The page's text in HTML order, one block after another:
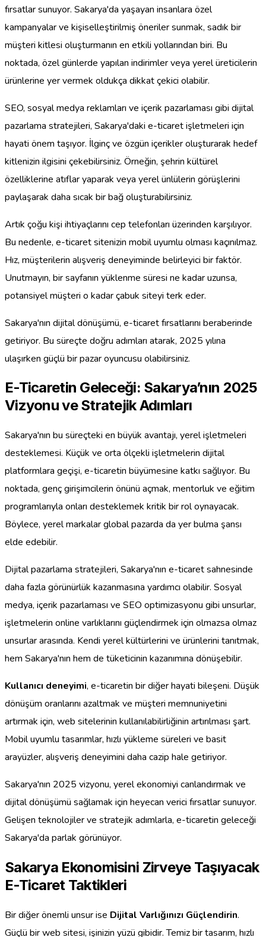
fırsatlar sunuyor. Sakarya'da yaşayan insanlara özel
kampanyalar ve kişiselleştirilmiş öneriler sunmak, sadık bir
müşteri kitlesi oluşturmanın en etkili yollarından biri. Bu
noktada, özel günlerde yapılan indirimler veya yerel üreticilerin
ürünlerine yer vermek oldukça dikkat çekici olabilir.
SEO, sosyal medya reklamları ve içerik pazarlaması gibi dijital
pazarlama stratejileri, Sakarya'daki e-ticaret işletmeleri için
hayati önem taşıyor. İlginç ve özgün içerikler oluşturarak hedef
kitlenizin ilgisini çekebilirsiniz. Örneğin, şehrin kültürel
özelliklerine atıflar yaparak veya yerel ünlülerin görüşlerini
paylaşarak daha sıcak bir bağ oluşturabilirsiniz.
Artık çoğu kişi ihtiyaçlarını cep telefonları üzerinden karşılıyor.
Bu nedenle, e-ticaret sitenizin mobil uyumlu olması kaçınılmaz.
Hız, müşterilerin alışveriş deneyiminde belirleyici bir faktör.
Unutmayın, bir sayfanın yüklenme süresi ne kadar uzunsa,
potansiyel müşteri o kadar çabuk siteyi terk eder.
Sakarya'nın dijital dönüşümü, e-ticaret fırsatlarını beraberinde
getiriyor. Bu süreçte doğru adımları atarak, 2025 yılına
ulaşırken güçlü bir pazar oyuncusu olabilirsiniz.
E-Ticaretin Geleceği: Sakarya’nın 2025
Vizyonu ve Stratejik Adımları
Sakarya'nın bu süreçteki en büyük avantajı, yerel işletmeleri
desteklemesi. Küçük ve orta ölçekli işletmelerin dijital
platformlara geçişi, e-ticaretin büyümesine katkı sağlıyor. Bu
noktada, genç girişimcilerin önünü açmak, mentorluk ve eğitim
programlarıyla onları desteklemek kritik bir rol oynayacak.
Böylece, yerel markalar global pazarda da yer bulma şansı
elde edebilir.
Dijital pazarlama stratejileri, Sakarya'nın e-ticaret sahnesinde
daha fazla görünürlük kazanmasına yardımcı olabilir. Sosyal
medya, içerik pazarlaması ve SEO optimizasyonu gibi unsurlar,
işletmelerin online varlıklarını güçlendirmek için olmazsa olmaz
unsurlar arasında. Kendi yerel kültürlerini ve ürünlerini tanıtmak,
hem Sakarya'nın hem de tüketicinin kazanımına dönüşebilir.
Kullanıcı deneyimi, e-ticaretin bir diğer hayati bileşeni. Düşük
dönüşüm oranlarını azaltmak ve müşteri memnuniyetini
artırmak için, web sitelerinin kullanılabilirliğinin artırılması şart.
Mobil uyumlu tasarımlar, hızlı yükleme süreleri ve basit
arayüzler, alışveriş deneyimini daha cazip hale getiriyor.
Sakarya'nın 2025 vizyonu, yerel ekonomiyi canlandırmak ve
dijital dönüşümü sağlamak için heyecan verici fırsatlar sunuyor.
Gelişen teknolojiler ve stratejik adımlarla, e-ticaretin geleceği
Sakarya'da parlak görünüyor.
Sakarya Ekonomisini Zirveye Taşıyacak
E-Ticaret Taktikleri
Bir diğer önemli unsur ise Dijital Varlığınızı Güçlendirin.
Güçlü bir web sitesi, işinizin yüzü gibidir. Temiz bir tasarım, hızlı